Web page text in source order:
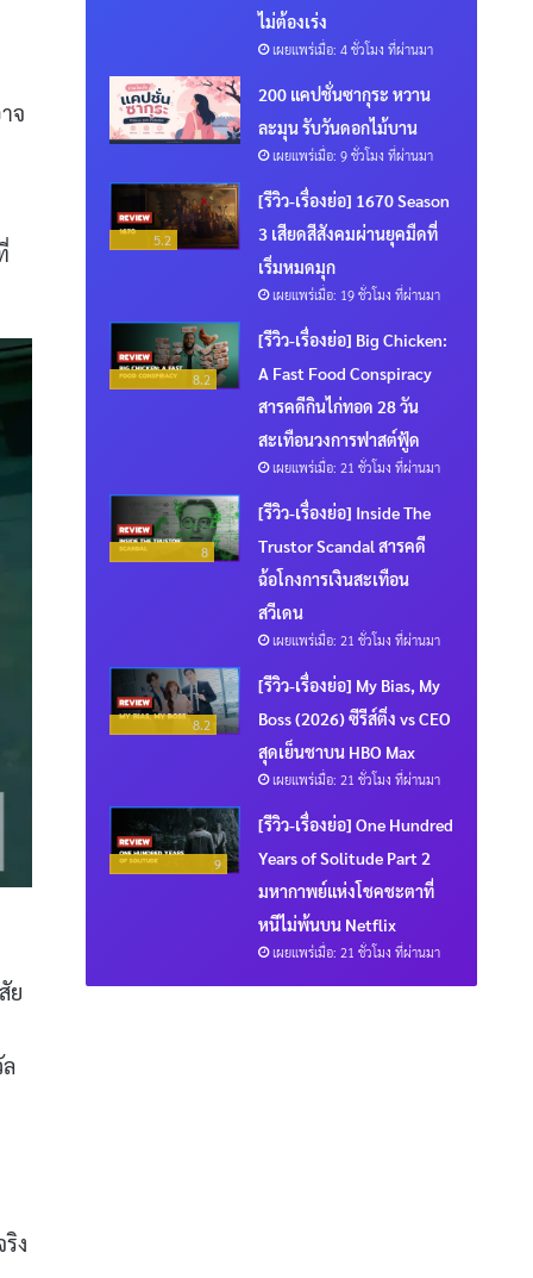
จ
ย
ง
ไม่ต้องเร่ง
เผยแพร่เมื่อ: 4 ชั่วโมง ที่ผ่านมา
200 แคปชั่นซากุระ หวาน
ละมุน รับวันดอกไม้บาน
เผยแพร่เมื่อ: 9 ชั่วโมง ที่ผ่านมา
5.2
[รีวิว-เรื่องย่อ] 1670 Season
3 เสียดสีสังคมผ่านยุคมืดที่
เริ่มหมดมุก
เผยแพร่เมื่อ: 19 ชั่วโมง ที่ผ่านมา
8.2
[รีวิว-เรื่องย่อ] Big Chicken:
A Fast Food Conspiracy
สารคดีกินไก่ทอด 28 วัน
สะเทือนวงการฟาสต์ฟู้ด
เผยแพร่เมื่อ: 21 ชั่วโมง ที่ผ่านมา
8
[รีวิว-เรื่องย่อ] Inside The
Trustor Scandal สารคดี
ฉ้อโกงการเงินสะเทือน
สวีเดน
เผยแพร่เมื่อ: 21 ชั่วโมง ที่ผ่านมา
8.2
[รีวิว-เรื่องย่อ] My Bias, My
Boss (2026) ซีรีส์ติ่ง vs CEO
สุดเย็นชาบน HBO Max
เผยแพร่เมื่อ: 21 ชั่วโมง ที่ผ่านมา
9
[รีวิว-เรื่องย่อ] One Hundred
Years of Solitude Part 2
มหากาพย์แห่งโชคชะตาที่
หนีไม่พ้นบน Netflix
เผยแพร่เมื่อ: 21 ชั่วโมง ที่ผ่านมา